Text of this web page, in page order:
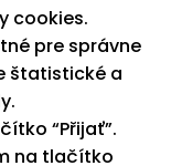
cookies.
pre správne
štatistické a
“Přijať”.
na tlačítko